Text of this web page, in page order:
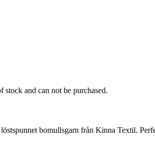
and can not be purchased.
bomullsgarn från Kinna Textil.